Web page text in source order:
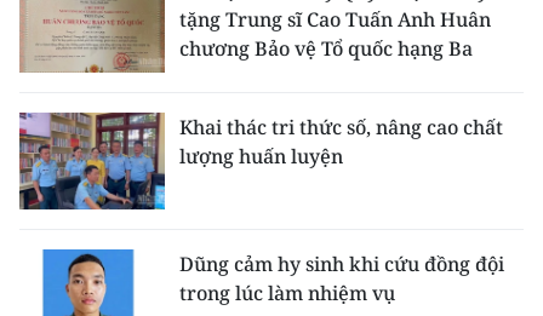
tặng Trung sĩ Cao Tuấn Anh Huân
chương Bảo vệ Tổ quốc hạng Ba
Khai thác tri thức số, nâng cao chất
lượng huấn luyện
Dũng cảm hy sinh khi cứu đồng đội
trong lúc làm nhiệm vụ